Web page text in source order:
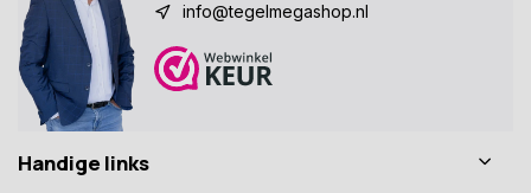
info@tegelmegashop.nl
Handige links